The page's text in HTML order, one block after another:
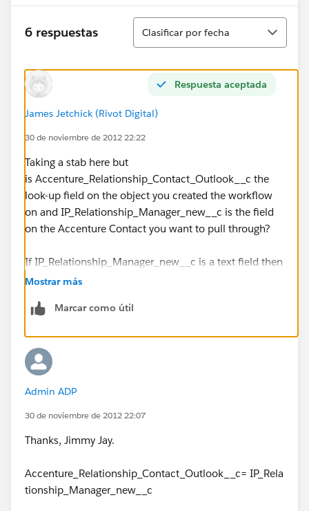
6 respuestas
Ordenar
Clasificar por fecha
Respuesta aceptada
James Jetchick (Rivot Digital)
30 de noviembre de 2012 22:22
Taking a stab here but
is Accenture_Relationship_Contact_Outlook__c the
look-up field on the object you created the workflow
on and IP_Relationship_Manager_new__c is the field
on the Accenture Contact you want to pull through?
If IP_Relationship_Manager_new__c is a text field then
you would just want your formula to be:
Accenture_Relationship_Contact_Outlook__c.IP_Relati
Let me know if any of my assumptions are wrong or if
this works.
Mostrar más
Marcar como útil
Admin ADP
30 de noviembre de 2012 22:07
Thanks, Jimmy Jay.
Accenture_Relationship_Contact_Outlook__c= IP_Rela
tionship_Manager_new__c